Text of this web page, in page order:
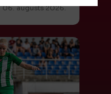
06. augusts 2026.